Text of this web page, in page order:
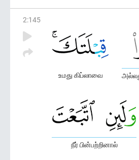
2:145
உமது கிப்லாவை
நீர் பின்பற்றினால்